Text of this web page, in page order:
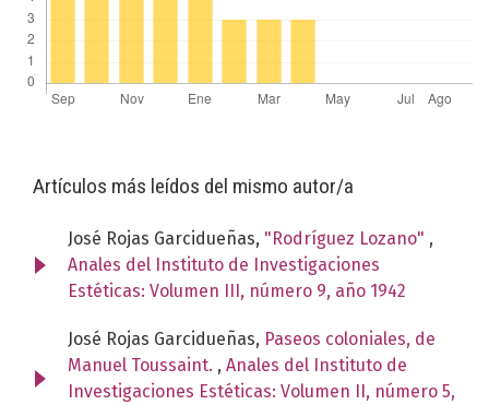
Artículos más leídos del mismo autor/a
José Rojas Garcidueñas, "Rodríguez Lozano" ,
Anales del Instituto de Investigaciones
Estéticas: Volumen III, número 9, año 1942
José Rojas Garcidueñas, Paseos coloniales, de
Manuel Toussaint. , Anales del Instituto de
Investigaciones Estéticas: Volumen II, número 5,